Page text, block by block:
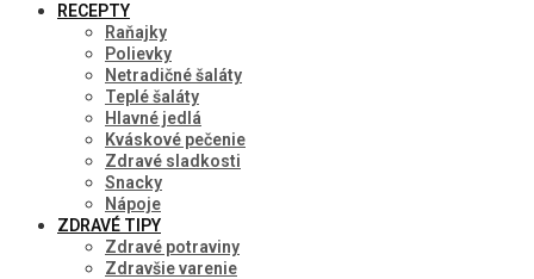
RECEPTY
Raňajky
Polievky
Netradičné šaláty
Teplé šaláty
Hlavné jedlá
Kváskové pečenie
Zdravé sladkosti
Snacky
Nápoje
ZDRAVÉ TIPY
Zdravé potraviny
Zdravšie varenie